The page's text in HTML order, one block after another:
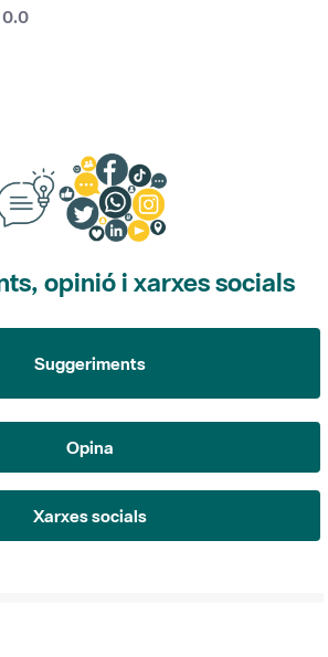
0.0La mitjana de les valoracions és de 0
opinió i xarxes socials
Suggeriments
Opina
Xarxes socials